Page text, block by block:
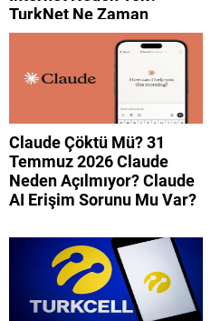
TurkNet Ne Zaman
Düzelecek?
Claude Çöktü Mü? 31
Temmuz 2026 Claude
Neden Açılmıyor? Claude
AI Erişim Sorunu Mu Var?